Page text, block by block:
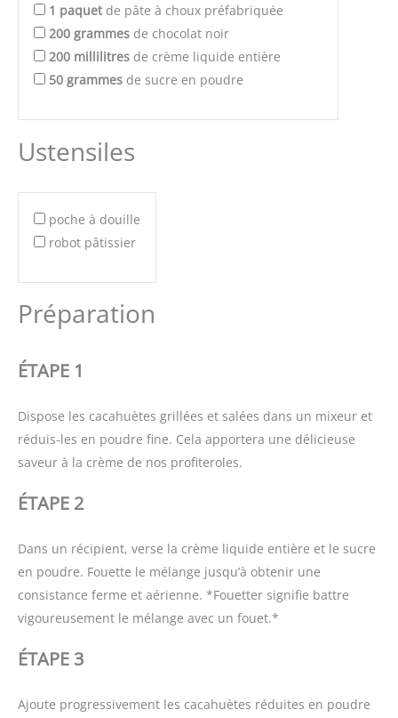
1 paquet de pâte à choux préfabriquée
200 grammes de chocolat noir
200 millilitres de crème liquide entière
50 grammes de sucre en poudre
Ustensiles
poche à douille
robot pâtissier
Préparation
ÉTAPE 1
Dispose les cacahuètes grillées et salées dans un mixeur et
réduis-les en poudre fine. Cela apportera une délicieuse
saveur à la crème de nos profiteroles.
ÉTAPE 2
Dans un récipient, verse la crème liquide entière et le sucre
en poudre. Fouette le mélange jusqu’à obtenir une
consistance ferme et aérienne. *Fouetter signifie battre
vigoureusement le mélange avec un fouet.*
ÉTAPE 3
Ajoute progressivement les cacahuètes réduites en poudre